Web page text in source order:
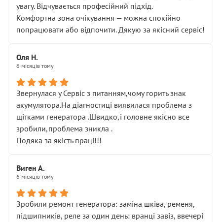
увагу. Відчувається професійний підхід.
Комфортна зона очікування — можна спокійно
попрацювати або відпочити. Дякую за якісний сервіс!
Оля Н.
6 місяців тому
Звернулася у Сервіс з питанням,чому горить знак
акумулятора.На діагностиці виявилася проблема з
щітками генератора .Швидко,і головне якісно все
зробили,проблема зникла .
Подяка за якість праці!!!
Виген А.
6 місяців тому
Зробили ремонт генератора: заміна шківа, ременя,
підшипників, реле за один день: вранці завіз, ввечері